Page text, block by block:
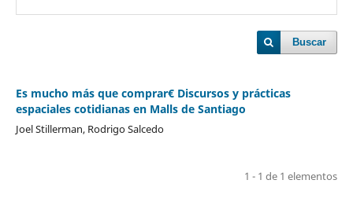
Buscar
Es mucho más que comprar€ Discursos y prácticas
espaciales cotidianas en Malls de Santiago
Joel Stillerman, Rodrigo Salcedo
1 - 1 de 1 elementos